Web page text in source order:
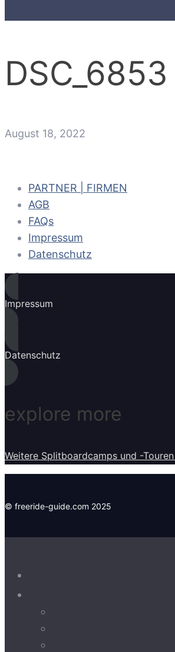
DSC_6853
August 18, 2022
PARTNER | FIRMEN
AGB
FAQs
Impressum
Datenschutz
Impressum
Datenschutz
explore more
Weitere Splitboardcamps und -
© freeride-guide.com 2025